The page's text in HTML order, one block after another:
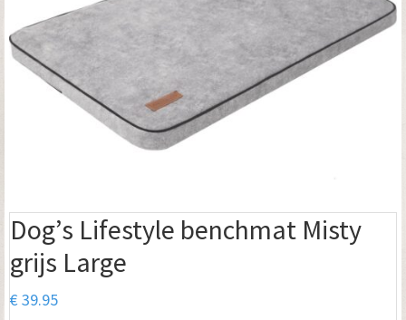
Dog’s Lifestyle benchmat Misty
grijs Large
€39.95